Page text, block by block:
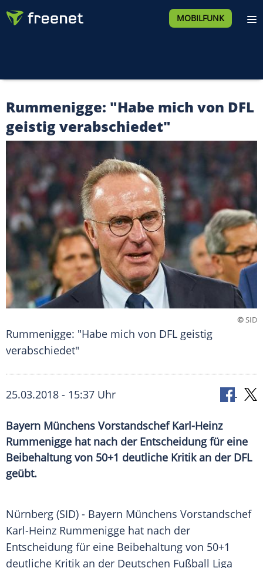
MOBILFUNK
Rummenigge: "Habe mich von DFL
geistig verabschiedet"
©SID
Rummenigge: "Habe mich von DFL geistig
verabschiedet"
25.03.2018 - 15:37 Uhr
Bayern Münchens Vorstandschef Karl-Heinz
Rummenigge hat nach der Entscheidung für eine
Beibehaltung von 50+1 deutliche Kritik an der DFL
geübt.
Nürnberg (SID) - Bayern Münchens Vorstandschef
Karl-Heinz Rummenigge hat nach der
Entscheidung für eine Beibehaltung von 50+1
deutliche Kritik an der Deutschen Fußball Liga